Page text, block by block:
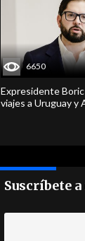
6650
Expresidente
viajes a Uruguay y
Suscríbete